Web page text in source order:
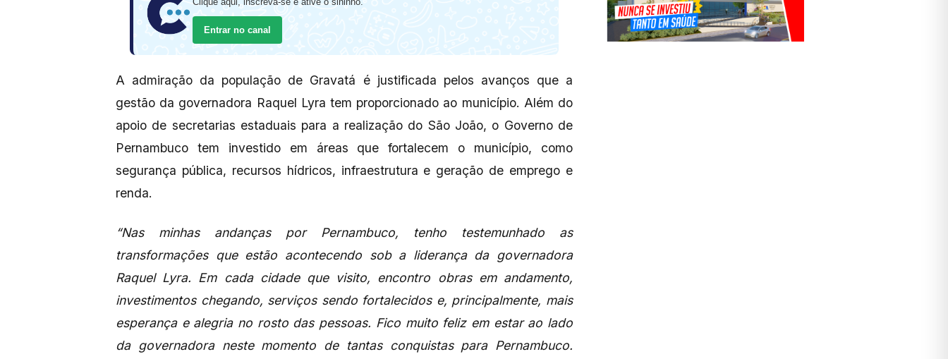
Entrar no canal
A admiração da população de Gravatá é justificada pelos avanços que a
gestão da governadora Raquel Lyra tem proporcionado ao município. Além do
apoio de secretarias estaduais para a realização do São João, o Governo de
Pernambuco tem investido em áreas que fortalecem o município, como
segurança pública, recursos hídricos, infraestrutura e geração de emprego e
renda.
“Nas minhas andanças por Pernambuco, tenho testemunhado as
transformações que estão acontecendo sob a liderança da governadora
Raquel Lyra. Em cada cidade que visito, encontro obras em andamento,
investimentos chegando, serviços sendo fortalecidos e, principalmente, mais
esperança e alegria no rosto das pessoas. Fico muito feliz em estar ao lado
da governadora neste momento de tantas conquistas para Pernambuco.